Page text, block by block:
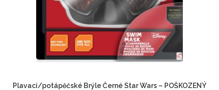
Plavací/potápěčské Brýle Černé Star Wars – POŠKOZENÝ